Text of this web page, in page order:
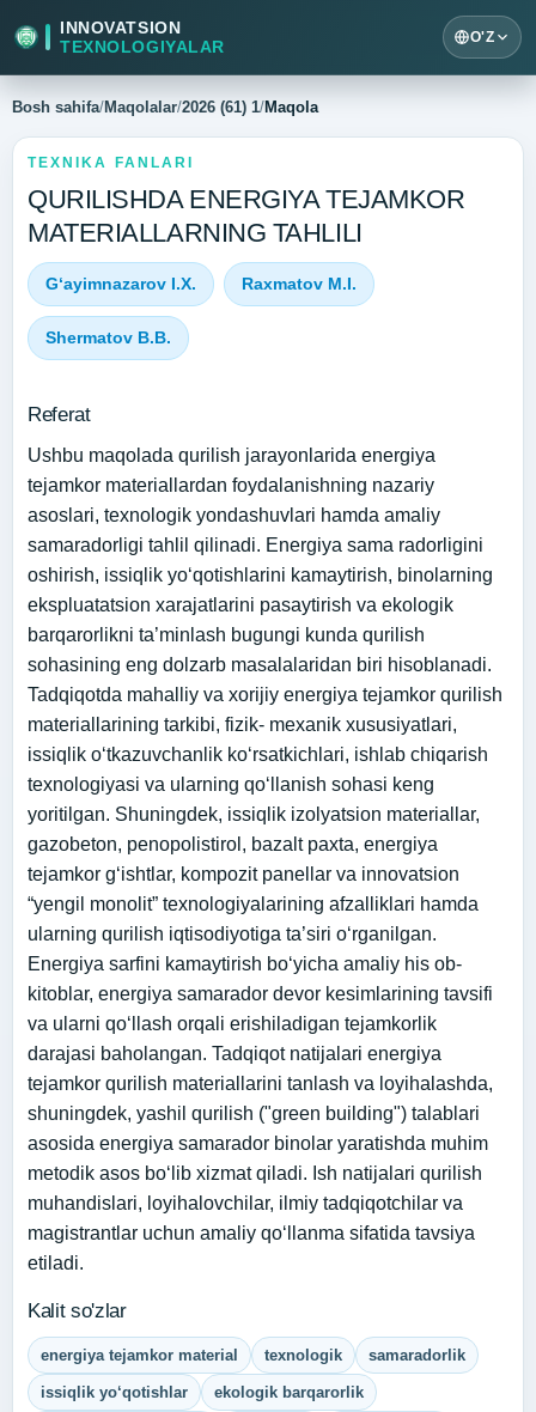
INNOVATSION
TEXNOLOGIYALAR
O'Z
Bosh sahifa/Maqolalar/2026 (61) 1/Maqola
TEXNIKA FANLARI
QURILISHDA ENERGIYA TEJAMKOR
MATERIALLARNING TAHLILI
G‘ayimnazarov I.X. Raxmatov M.I.
Shermatov B.B.
Referat
Ushbu maqolada qurilish jarayonlarida energiya
tejamkor materiallardan foydalanishning nazariy
asoslari, texnologik yondashuvlari hamda amaliy
samaradorligi tahlil qilinadi. Energiya sama radorligini
oshirish, issiqlik yo‘qotishlarini kamaytirish, binolarning
ekspluatatsion xarajatlarini pasaytirish va ekologik
barqarorlikni ta’minlash bugungi kunda qurilish
sohasining eng dolzarb masalalaridan biri hisoblanadi.
Tadqiqotda mahalliy va xorijiy energiya tejamkor qurilish
materiallarining tarkibi, fizik- mexanik xususiyatlari,
issiqlik o‘tkazuvchanlik ko‘rsatkichlari, ishlab chiqarish
texnologiyasi va ularning qo‘llanish sohasi keng
yoritilgan. Shuningdek, issiqlik izolyatsion materiallar,
gazobeton, penopolistirol, bazalt paxta, energiya
tejamkor g‘ishtlar, kompozit panellar va innovatsion
“yengil monolit” texnologiyalarining afzalliklari hamda
ularning qurilish iqtisodiyotiga ta’siri o‘rganilgan.
Energiya sarfini kamaytirish bo‘yicha amaliy his ob-
kitoblar, energiya samarador devor kesimlarining tavsifi
va ularni qo‘llash orqali erishiladigan tejamkorlik
darajasi baholangan. Tadqiqot natijalari energiya
tejamkor qurilish materiallarini tanlash va loyihalashda,
shuningdek, yashil qurilish ("green building") talablari
asosida energiya samarador binolar yaratishda muhim
metodik asos bo‘lib xizmat qiladi. Ish natijalari qurilish
muhandislari, loyihalovchilar, ilmiy tadqiqotchilar va
magistrantlar uchun amaliy qo‘llanma sifatida tavsiya
etiladi.
Kalit so'zlar
energiya tejamkor material texnologik samaradorlik
issiqlik yo‘qotishlar ekologik barqarorlik